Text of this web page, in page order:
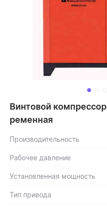
Винтовой
ременная
Производительность
Рабочее давление
Установленная мощность
Тип привода